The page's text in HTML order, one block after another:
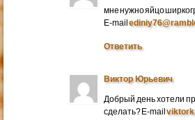
мне нужно яйцо
E-mail
Ответить
Виктор Юрьевич
Добрый день хотели
сделать? E-mail